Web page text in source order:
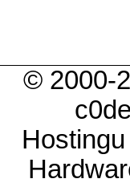
© 2000-